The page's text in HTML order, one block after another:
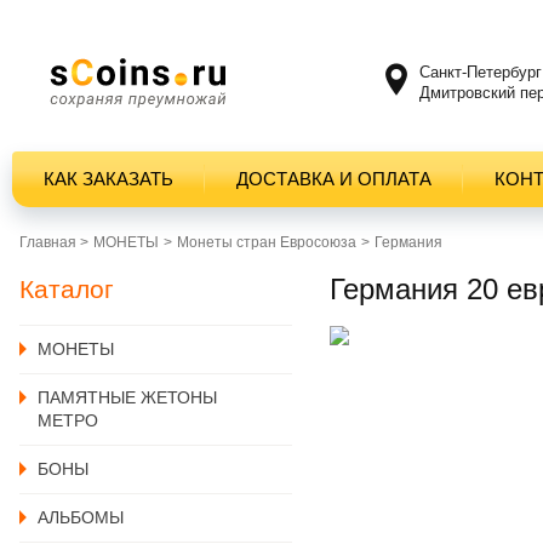
Санкт-Петербург
Дмитровский
КАК ЗАКАЗАТЬ ДОСТАВКА И ОПЛАТА
Главная > MОНЕТЫ Монеты стран Евросоюза Германия
Каталог
MОНЕТЫ
ПАМЯТНЫЕ ЖЕТОНЫ
МЕТРО
БОНЫ
АЛЬБОМЫ
Германия 20